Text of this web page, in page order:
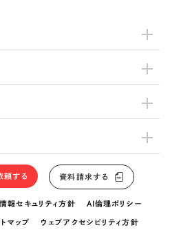
頼する 資料請求する
情報セキュリティ方針 AI倫理ポリシー
マップ ウェブアクセシビリティ方針